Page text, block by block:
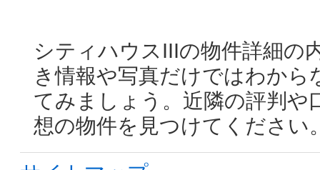
シティハウスIIIの物件詳細の
き情報や写真だけではわか
てみましょう。近隣の評判や
想の物件を見つけてください